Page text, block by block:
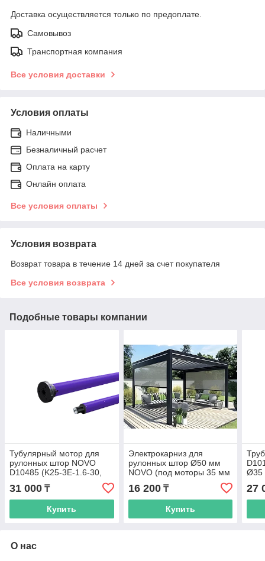
Доставка осуществляется только по предоплате.
Самовывоз
Транспортная компания
Все условия доставки
Условия оплаты
Наличными
Безналичный расчет
Оплата на карту
Онлайн оплата
Все условия оплаты
Условия возврата
Возврат товара в течение 14 дней за счет покупателя
Все условия возврата
Подобные товары компании
Тубулярный мотор для
рулонных штор NOVO
D10485 (K25-3E-1.6-30,
Ø25 мм, Wi-Fi Tuya)
31 000 ₸
Купить
Электрокарниз для
рулонных штор Ø50 мм
NOVO (под моторы 35 мм
серии K35)
16 200₸
Купить
Ø35
27
О нас